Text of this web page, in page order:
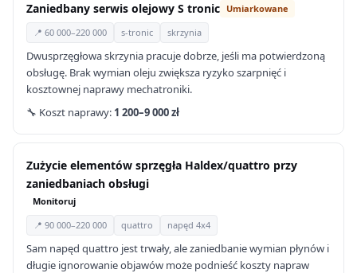
Zaniedbany serwis olejowy S tronic Umiarkowane
📍 60 000–220 000 s-tronic skrzynia
Dwusprzęgłowa skrzynia pracuje dobrze, jeśli ma potwierdzoną
obsługę. Brak wymian oleju zwiększa ryzyko szarpnięć i
kosztownej naprawy mechatroniki.
🔧 Koszt naprawy: 1 200–9 000 zł
Zużycie elementów sprzęgła Haldex/quattro przy
zaniedbaniach obsługi
Monitoruj
📍 90 000–220 000
quattro napęd 4x4
Sam napęd quattro jest trwały, ale zaniedbanie wymian płynów i
długie ignorowanie objawów może podnieść koszty napraw